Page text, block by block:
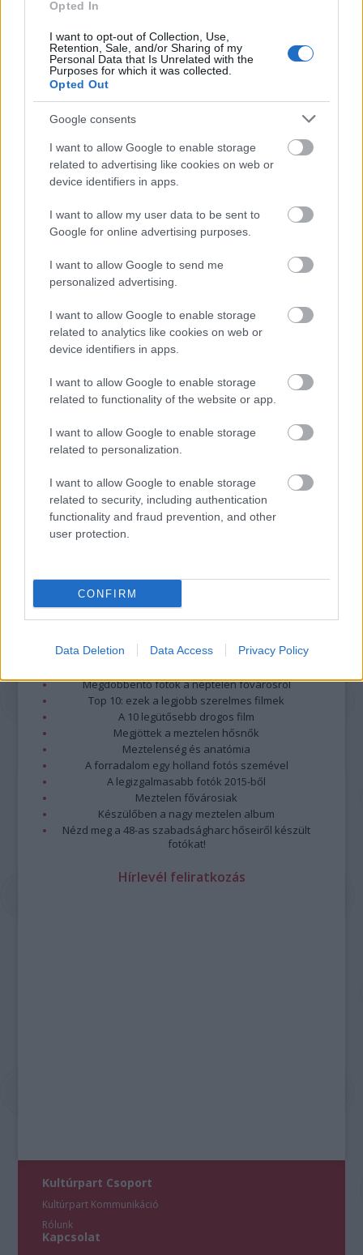
Opted In
I want to opt-out of Collection, Use,
Retention, Sale, and/or Sharing of my
Personal Data that Is Unrelated with the
Purposes for which it was collected.
Opted Out
Google consents
I want to allow Google to enable storage
related to advertising like cookies on web or
device identifiers in apps.
I want to allow my user data to be sent to
Google for online advertising purposes.
I want to allow Google to send me
personalized advertising.
I want to allow Google to enable storage
related to analytics like cookies on web or
device identifiers in apps.
I want to allow Google to enable storage
related to functionality of the website or app.
I want to allow Google to enable storage
related to personalization.
I want to allow Google to enable storage
related to security, including authentication
functionality and fraud prevention, and other
user protection.
CONFIRM
Data Deletion Data Access Privacy Policy
MINDÖRÖKKÉ ELŐZETESE
MOZIKBA KERÜL AZ ÉV EGYIK LEGJOBB
HORRORFILMJE
SZEMBE MERSZ NÉZNI AZZAL, AKIVÉ
VÁLHATTÁL VOLNA?
https://kulturpart.hu/api/trackback/id/7862046
Kommentek:
minősülnek, értük aszolgáltatás technikaiüzemeltetője semmilyen felelősséget
nem vállal, azokat nem ellenőrzi. Kifogás esetén forduljon a blog szerkesztőjéhez.
Részletek aFelhasználási feltételekbenés azadatvédelmi tájékoztatóban
Megdöbbentő fotók a néptelen fővárosról
Top 10: ezek a legjobb szerelmes filmek
A 10 legütősebb drogos film
Megjöttek a meztelen hősnők
Meztelenség és anatómia
A forradalom egy holland fotós szemével
A legizgalmasabb fotók 2015-ből
Meztelen fővárosiak
Készülőben a nagy meztelen album
Nézd meg a 48-as szabadságharc hőseiről készült
fotókat!
Hírlevél feliratkozás
Kultúrpart Csoport
Kultúrpart Kommunikáció
Rólunk
Kapcsolat